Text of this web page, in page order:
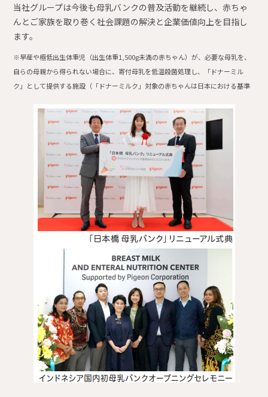
当社グループは今後も母乳バンクの普及活動を継続し、赤ちゃ
んとご家族を取り巻く社会課題の解決と企業価値向上を目指し
ます。
※早産や極低出生体重児（出生体重1,500g未満の赤ちゃん）が、必要な母乳を、
自らの母親から得られない場合に、寄付母乳を低温殺菌処理し、「ドナーミル
ク」として提供する施設（「ドナーミルク」対象の赤ちゃんは日本における基準